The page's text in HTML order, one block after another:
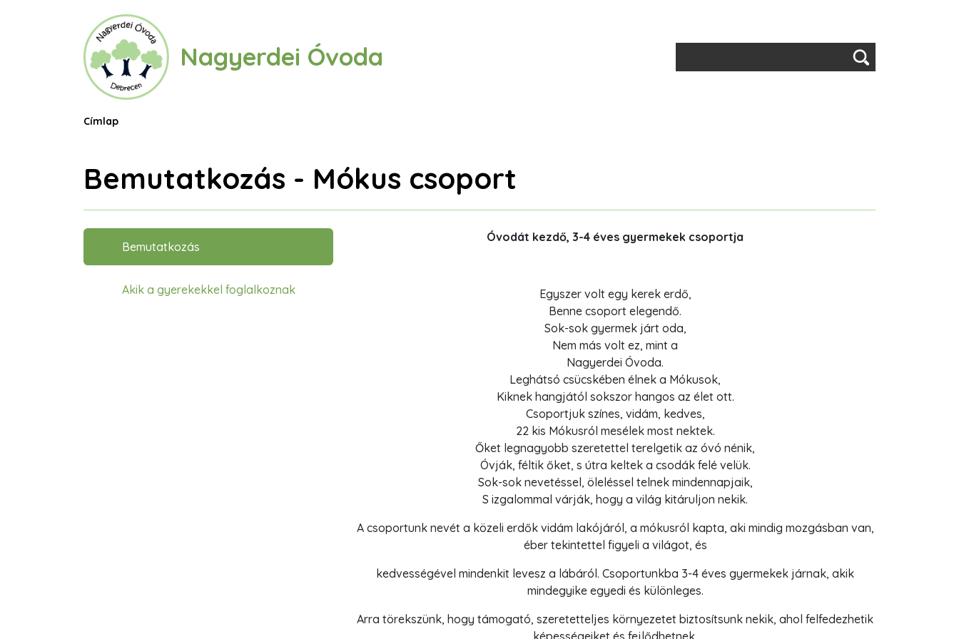
Nagyerdei Óvoda
Morzsa
Címlap
Bemutatkozás - Mókus csoport
Oldalmenü
Bemutatkozás
Akik a gyerekekkel foglalkoznak
Óvodát kezdő, 3-4 éves gyermekek csoportja
Egyszer volt egy kerek erdő,
Benne csoport elegendő.
Sok-sok gyermek járt oda,
Nem más volt ez, mint a
Nagyerdei Óvoda.
Leghátsó csücskében élnek a Mókusok,
Kiknek hangjától sokszor hangos az élet ott.
Csoportjuk színes, vidám, kedves,
22 kis Mókusról mesélek most nektek.
Őket legnagyobb szeretettel terelgetik az óvó nénik,
Óvják, féltik őket, s útra keltek a csodák felé velük.
Sok-sok nevetéssel, öleléssel telnek mindennapjaik,
S izgalommal várják, hogy a világ kitáruljon nekik.
A csoportunk nevét a közeli erdők vidám lakójáról, a mókusról kapta, aki mindig mozgásban van,
éber tekintettel figyeli a világot, és
kedvességével mindenkit levesz a lábáról. Csoportunkba 3-4 éves gyermekek járnak, akik
mindegyike egyedi és különleges.
Arra törekszünk, hogy támogató, szeretetteljes környezetet biztosítsunk nekik, ahol felfedezhetik
képességeiket és fejlődhetnek.